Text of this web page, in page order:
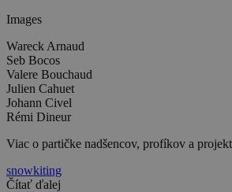
Images
Wareck Arnaud
Seb Bocos
Valere Bouchaud
Julien Cahuet
Johann Civel
Rémi Dineur
Viac o partičke nadšencov, profíkov a
snowkiting
Čítať ďalej